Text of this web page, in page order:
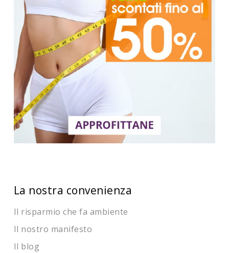
La nostra convenienza
Il risparmio che fa ambiente
Il nostro manifesto
Il blog